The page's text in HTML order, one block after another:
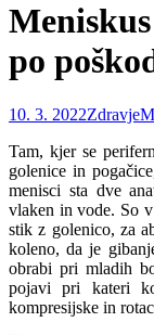
po
10. 3. 2022Zdravje
Tam, kjer se
golenice in
menisci sta dve
vlaken in vode. So
stik z golenico, za
koleno, da je
obrabi pri mladih
pojavi pri kateri
kompresijske in